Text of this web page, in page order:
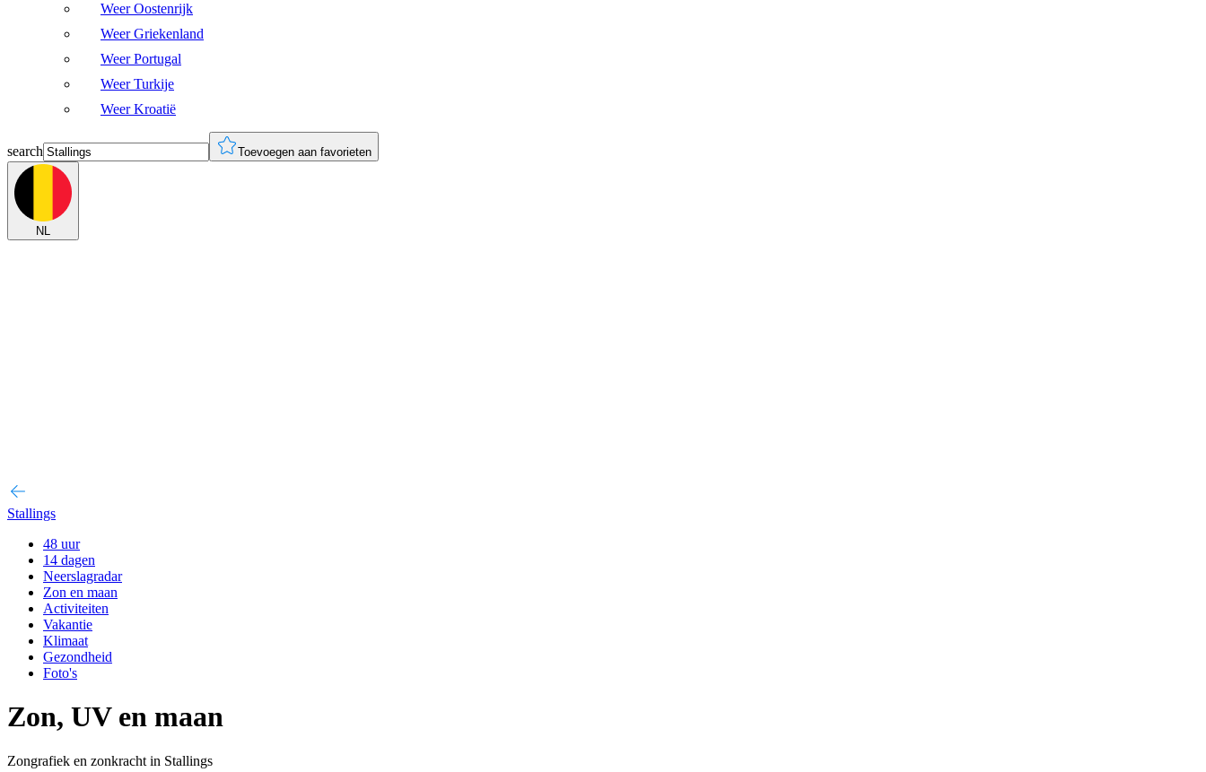
Weer Oostenrijk
Weer Griekenland
Weer Portugal
Weer Turkije
Weer Kroatië
search Toevoegen aan favorieten
NL
Stallings
48 uur
14 dagen
Neerslagradar
Zon en maan
Activiteiten
Vakantie
Klimaat
Gezondheid
Foto's
Zon, UV en maan
Zongrafiek en zonkracht in Stallings